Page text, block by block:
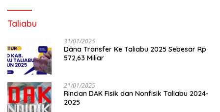
Taliabu
31/01/2025
Dana Transfer Ke Taliabu 2025 Sebesar Rp
572,63 Miliar
21/01/2025
Rincian DAK Fisik dan Nonfisik Taliabu 2024-
2025